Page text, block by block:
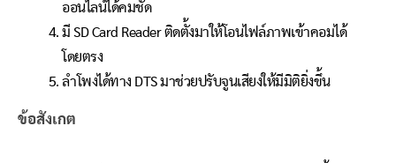
ออนไลน์ได้คมชัด
มี SD Card Reader ติดตั้งมาให้โอนไฟล์ภาพเข้าคอมได้
โดยตรง
ลำโพงได้ทาง DTS มาช่วยปรับจูนเสียงให้มีมิติยิ่งขึ้น
ข้อสังเกต